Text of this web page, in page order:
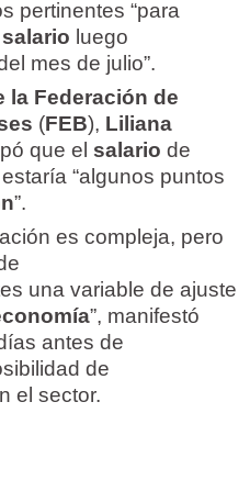
pertinentes “para
salario luego
mes de julio”.
la Federación de
(FEB), Liliana
que el salario de
“algunos puntos
”.
es compleja, pero
una variable de ajuste
”, manifestó
antes de
de
el sector.